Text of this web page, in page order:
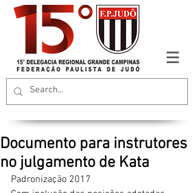
Documento para instrutores
no julgamento de Kata
Padronização 2017